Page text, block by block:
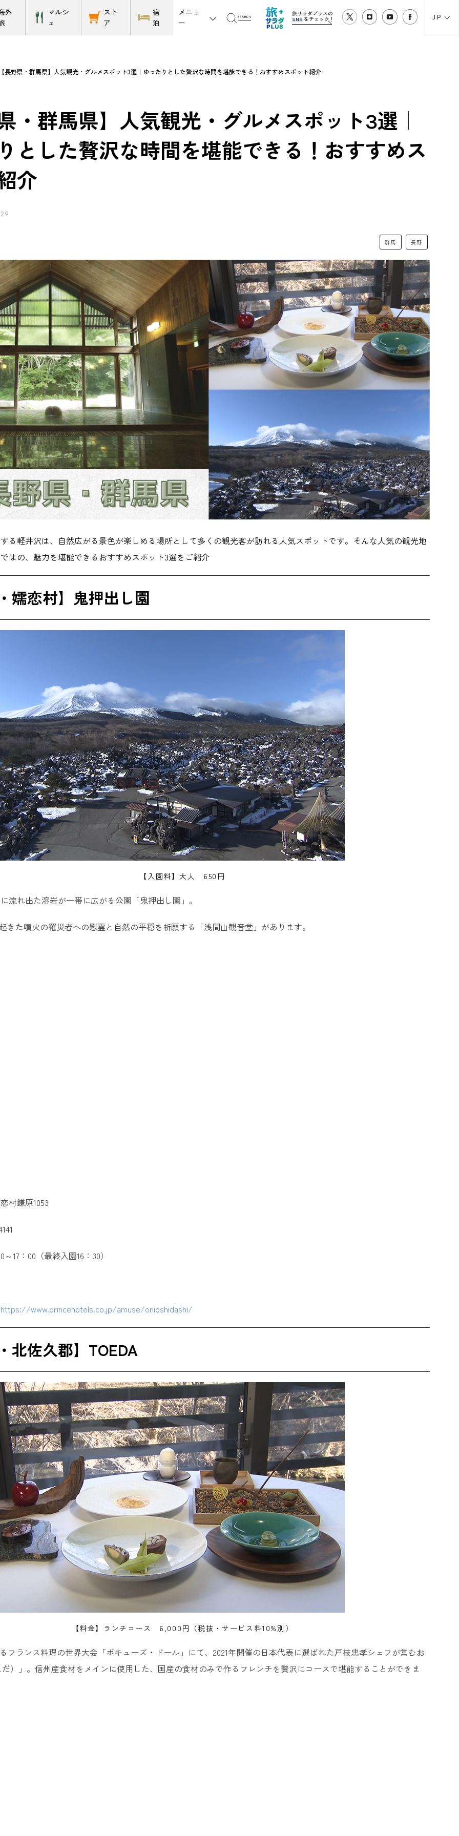
外
マルシ
ェ
スト
ア
宿
泊
メニュ
ー
旅サラダプラスの
SNS をチェック！ JP
【長野県・群馬県】人気観光・グルメスポット3選｜ゆったりとした贅沢な時間を堪能できる！おすすめスポット紹介
・群馬県】人気観光・グルメスポット3選｜
とした贅沢な時間を堪能できる！おすすめス
介
群馬 長野
る軽井沢は、自然広がる景色が楽しめる場所として多くの観光客が訪れる人気スポットです。そんな人気の観光地
はの、魅力を堪能できるおすすめスポット3選をご紹介
嬬恋村】鬼押出し園
【入園料】大人 650円
流れ出た溶岩が一帯に広がる公園「鬼押出し園」。
きた噴火の罹災者への慰霊と自然の平穏を祈願する「浅間山観音堂」があります。
村鎌原1053
～17：00（最終入園16：30）
https://www.princehotels.co.jp/amuse/onioshidashi/
北佐久郡】TOEDA
【料金】ランチコース 6,000円（税抜・サービス料10%別）
フランス料理の世界大会「ボキューズ・ドール」にて、2021年開催の日本代表に選ばれた戸枝忠孝シェフが営むお
）」。信州産食材をメインに使用した、国産の食材のみで作るフレンチを贅沢にコースで堪能することができま